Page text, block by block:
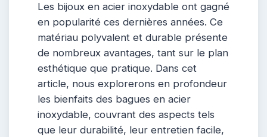
Les bijoux en acier inoxydable ont gagné
en popularité ces dernières années. Ce
matériau polyvalent et durable présente
de nombreux avantages, tant sur le plan
esthétique que pratique. Dans cet
article, nous explorerons en profondeur
les bienfaits des bagues en acier
inoxydable, couvrant des aspects tels
que leur durabilité, leur entretien facile,